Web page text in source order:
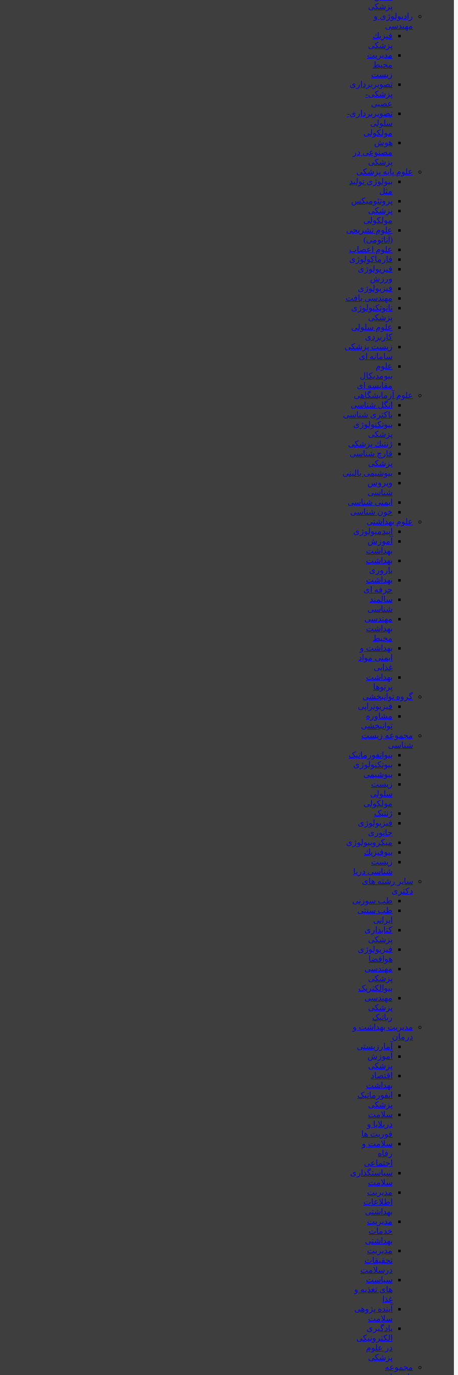
پزشکی
رادیولوژی و
مهندسی
فيزيك
پزشکی
مدیریت
محیط
زیست
تصویربرداری
پزشکی-
عصبی
تصویربرداری-
سلولی
مولکولی
هوش
مصنوعی در
پزشکی
علوم پایه پزشکی
بیولوژی تولید
مثل
پروتئومیکس
پزشکی
مولکولی
علوم تشریحی
(آناتومی)
علوم اعصاب
فارماکولوژی
فیزیولوژی
ورزش
فیزیولوژی
مهندسی بافت
نانوتکنولوژی
پزشکی
علوم سلولی
کاربردی
زیست پزشکی
سامانه ای
علوم
بیومدیکال
مقایسه ای
علوم آزمایشگاهی
انگل شناسی
باکتری شناسی
بیوتکنولوژی
پزشکی
ژنتيك پزشکی
قارچ شناسی
پزشكی
بیوشیمی بالینی
ویروس
شناسی
ایمنی شناسی
خون شناسی
علوم بهداشتی
اپیدمیولوژی
آموزش
بهداشت
بهداشت
باروری
بهداشت
حرفه ای
سالمند
شناسی
مهندسی
بهداشت
محيط
بهداشت و
ایمنی مواد
غذایی
بهداشت
پرتوها
گروه توانبخشی
فیزیوتراپی
مشاوره
توانبخشی
مجموعه زیست
شناسی
بیوانفورماتیک
بیوتکنولوژی
بیوشیمی
زیست
سلولی
مولکولی
ژنتیک
فیزیولوژی
جانوری
میکروبیولوژی
بيوفيزيك
زیست
شناسی دریا
سایر رشته های
دکتری
طب سوزنی
طب سنتی
ایرانی
کتابداری
پزشکی
فیزیولوژی
هوافضا
مهندسی
پزشکی
بیوالکتریک
مهندسی
پزشکی
رباتیک
مدیریت بهداشت و
درمان
آمارزیستی
آموزش
پزشکی
اقتصاد
بهداشت
انفورماتیک
پزشکی
سلامت
دربلايا و
فوريت ها
سلامت و
رفاه
اجتماعی
سیاستگذاری
سلامت
مدیریت
اطلاعات
بهداشتی
مدیریت
خدمات
بهداشتی
مدیریت
تحقیقات
درسلامت
سیاست
های تغذیه و
غذا
آینده پژوهی
سلامت
یادگیری
الکترونیکی
در علوم
پزشکی
مجموعه